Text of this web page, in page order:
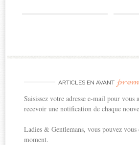
ARTICLES EN AVANT
Saisissez votre adresse e-mail pour vous
recevoir une notification de chaque
Ladies & Gentlemans, vous pouvez vous
moment.